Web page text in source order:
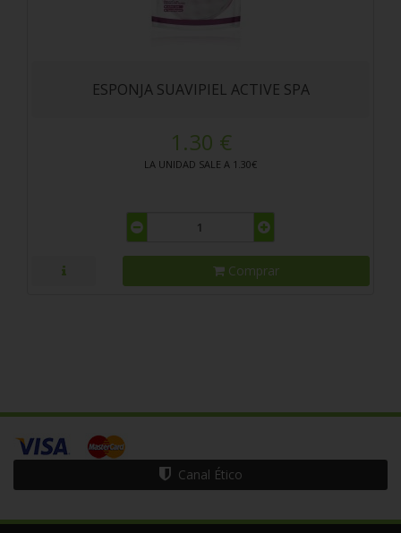
ESPONJA SUAVIPIEL ACTIVE SPA
1.30 €
LA UNIDAD SALE A 1.30€
Comprar
Canal Ético